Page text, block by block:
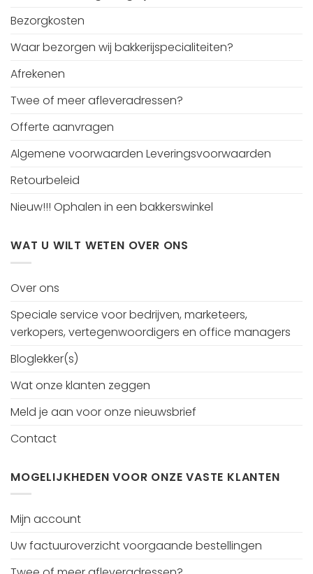
Bezorgkosten
Waar bezorgen wij bakkerijspecialiteiten?
Afrekenen
Twee of meer afleveradressen?
Offerte aanvragen
Algemene voorwaarden Leveringsvoorwaarden
Retourbeleid
Nieuw!!! Ophalen in een bakkerswinkel
WAT U WILT WETEN OVER ONS
Over ons
Speciale service voor bedrijven, marketeers,
verkopers, vertegenwoordigers en office managers
Bloglekker(s)
Wat onze klanten zeggen
Meld je aan voor onze nieuwsbrief
Contact
MOGELIJKHEDEN VOOR ONZE VASTE KLANTEN
Mijn account
Uw factuuroverzicht voorgaande bestellingen